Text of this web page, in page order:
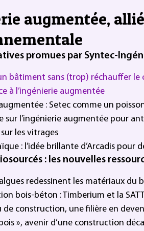
augmentée,
promues par Syntec-
bâtiment sans (trop) réchauffer le
à l’ingénierie augmentée
: Setec comme un
sur l’ingénierie augmentée pour
les vitrages
: l’idée brillante d’Arcadis pour
: les nouvelles
redessinent les matériaux du
bois-béton : Timberium et la
de construction, une filière en
», avenir d’une construction